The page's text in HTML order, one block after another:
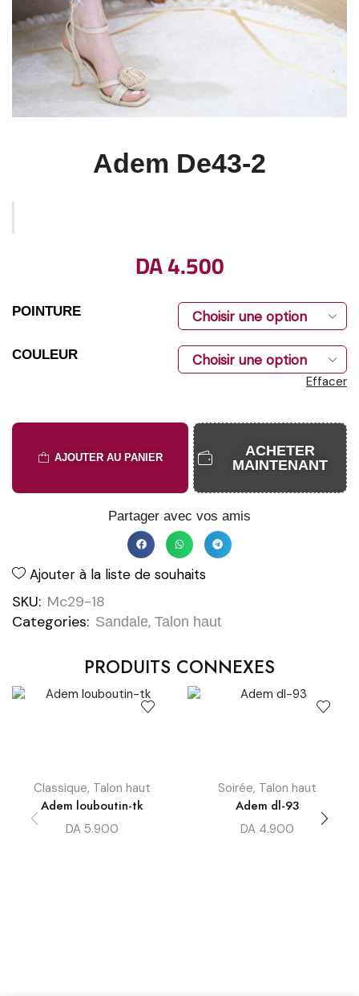
Adem De43-2
DA4.500
POINTURE
COULEUR
Effacer
AJOUTER AU PANIER
ACHETER
MAINTENANT
Partager avec vos amis
Ajouter à la liste de souhaits
SKU: Mc29-18
Categories: Sandale, Talon haut
PRODUITS CONNEXES
Classique, Talon haut
Adem louboutin-tk
DA5.900
Soirée, Talon haut
Adem dl-93
DA 4.900